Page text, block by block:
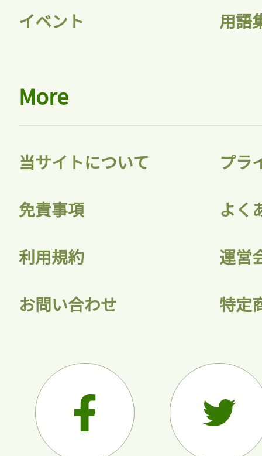
イベント 用語
More
当サイトについて プラ
免責事項 よく
利用規約 運営
お問い合わせ 特定